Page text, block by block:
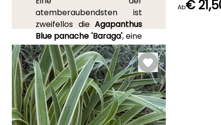
atemberaubendsten ist
zweifellos die Agapanthus
Blue panache 'Baraga', eine
ganz neue Sorte, deren
immergrüne Blätter,
besonders breit und mit
weißem Rand, an
Phormium erinnern. Mit
ihrer exotischen Blüte
gehören diese
Blütezeit
Ab€